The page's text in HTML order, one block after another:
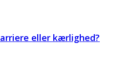
eller kærlighed?